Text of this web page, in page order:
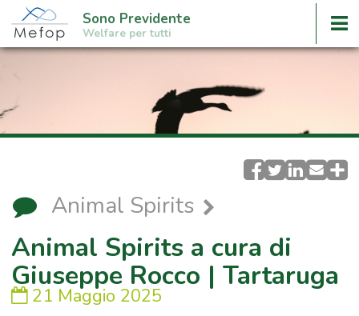
Sono Previdente
Welfare per tutti
Animal Spirits
Animal Spirits a cura di
Giuseppe Rocco | Tartaruga
21 Maggio 2025